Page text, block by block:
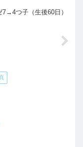
7→4つ子（生後60日）